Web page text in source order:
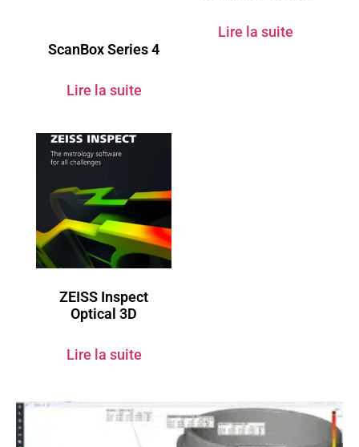
ScanBox Series 4
Lire la suite
Lire la suite
ZEISS Inspect
Optical 3D
Lire la suite